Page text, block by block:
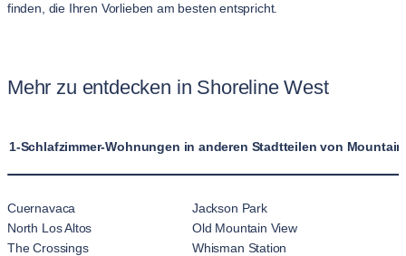
finden, die Ihren Vorlieben am besten entspricht.
Mehr zu entdecken in Shoreline West
1-Schlafzimmer-Wohnungen in anderen Stadtteilen von Mountain
Cuernavaca
Jackson Park
North Los Altos
Old Mountain View
The Crossings
Whisman Station